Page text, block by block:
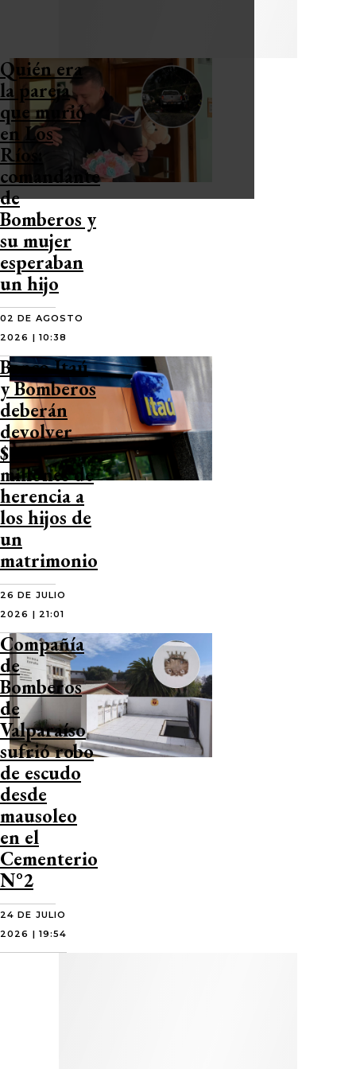
Quién era
la pareja
que murió
en Los
Ríos:
comandante
de
Bomberos y
su mujer
esperaban
un hijo
02 DE AGOSTO
2026 | 10:38
Banco Itaú
y Bomberos
deberán
devolver
$107
millones de
herencia a
los hijos de
un
matrimonio
26 DE JULIO
2026 | 21:01
Compañía
de
Bomberos
de
Valparaíso
sufrió robo
de escudo
desde
mausoleo
en el
Cementerio
N°2
24 DE JULIO
2026 | 19:54